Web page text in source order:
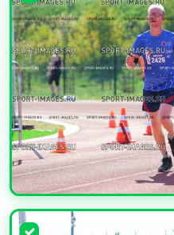
УВЕЛИЧИТЬ